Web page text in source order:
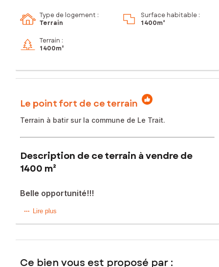
Type de logement :
Terrain
Surface habitable :
1 400m²
Terrain :
1 400m²
Le point fort de ce terrain
Terrain à batir sur la commune de Le Trait.
Description de ce terrain à vendre de
1400 m²
Belle opportunité!!!
Situé commune de Le Trait (76580), ce terrain de 1400 m² (
halage, cet emplacement privilégié est parfait pour les
Seine. Le Trait bénéficie des commerces et des services
Lire plus
Ce bien vous est proposé par :